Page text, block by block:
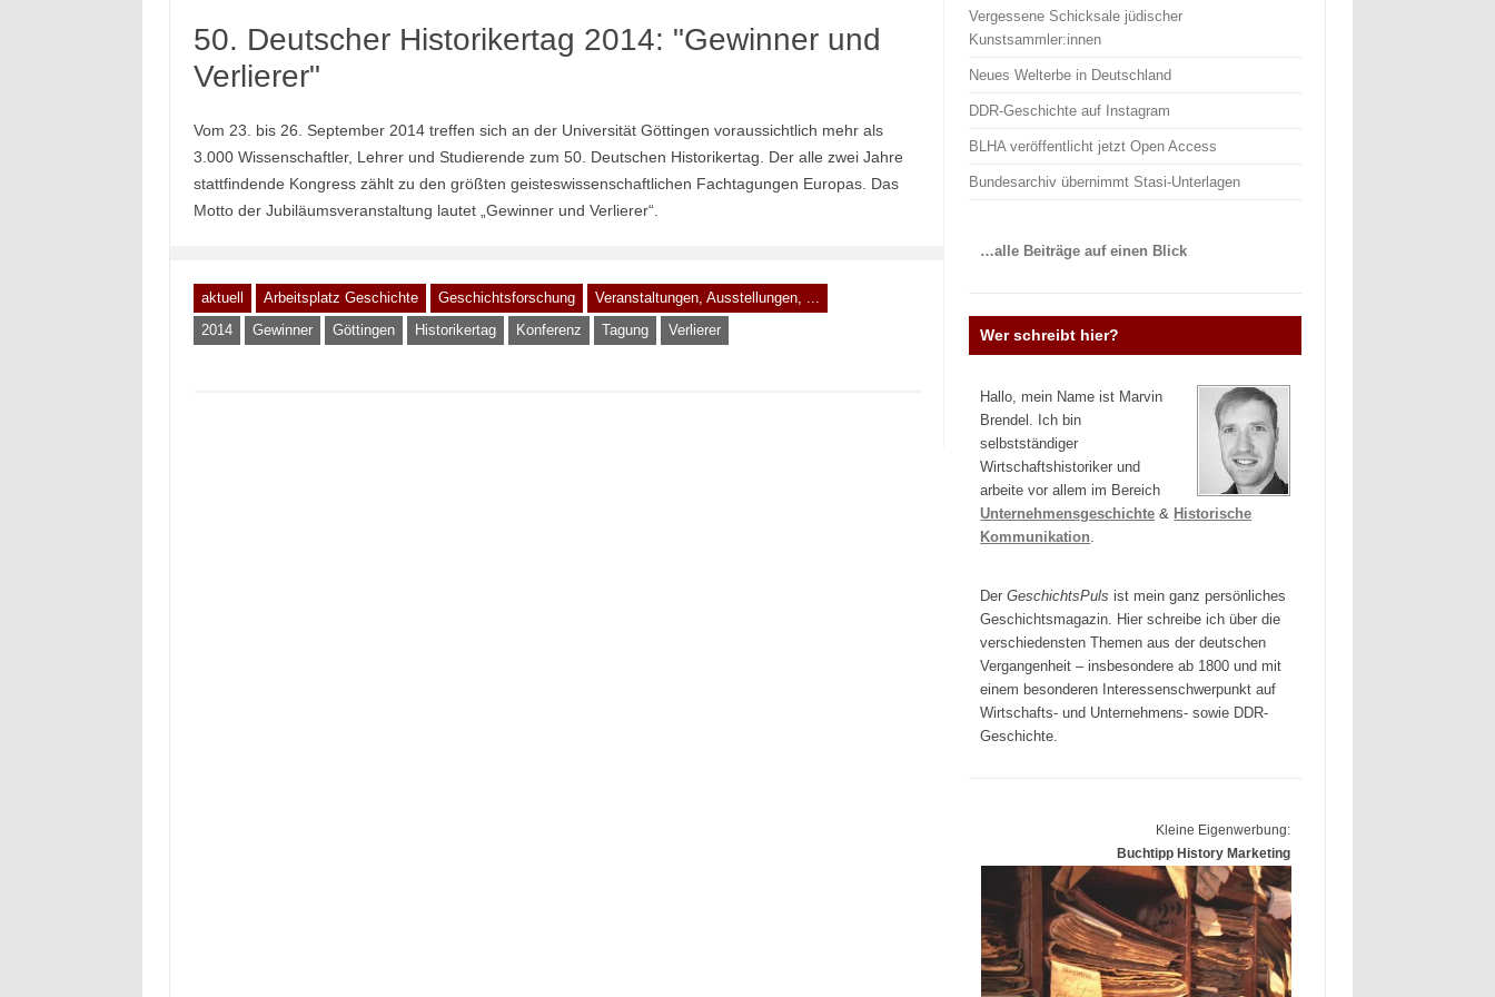
50. Deutscher Historikertag 2014: "Gewinner und
Verlierer"
Vom 23. bis 26. September 2014 treffen sich an der Universität Göttingen voraussichtlich mehr als
3.000 Wissenschaftler, Lehrer und Studierende zum 50. Deutschen Historikertag. Der alle zwei Jahre
stattfindende Kongress zählt zu den größten geisteswissenschaftlichen Fachtagungen Europas. Das
Motto der Jubiläumsveranstaltung lautet „Gewinner und Verlierer“.
aktuell Arbeitsplatz Geschichte Geschichtsforschung
Veranstaltungen, Ausstellungen, ...
2014
Gewinner Göttingen Historikertag Konferenz Tagung Verlierer
Vergessene Schicksale jüdischer
Kunstsammler:innen
Neues Welterbe in Deutschland
DDR-Geschichte auf Instagram
BLHA veröffentlicht jetzt Open Access
Bundesarchiv übernimmt Stasi-Unterlagen
…alle Beiträge auf einen Blick
Wer schreibt hier?
Hallo, mein Name ist Marvin
Brendel. Ich bin
selbstständiger
Wirtschaftshistoriker und
arbeite vor allem im Bereich
Unternehmensgeschichte & Historische
Kommunikation
DerGeschichtsPuls ist mein ganz persönliches
Geschichtsmagazin. Hier schreibe ich über die
verschiedensten Themen aus der deutschen
Vergangenheit – insbesondere ab 1800 und mit
einem besonderen Interessenschwerpunkt auf
Wirtschafts- und Unternehmens- sowie DDR-
Geschichte.
Kleine Eigenwerbung:
Buchtipp History Marketing